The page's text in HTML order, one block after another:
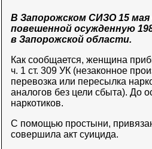
В Запорожском СИЗО 15
повешенной осужденную
в Запорожской области.
Как сообщается, женщина
ч. 1 ст. 309 УК (незаконное
перевозка или пересылка
аналогов без цели сбыта). До
наркотиков.
С помощью простыни,
совершила акт суицида.